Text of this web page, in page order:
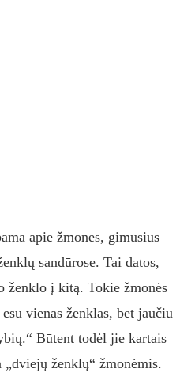
apie žmones, gimusius
sandūrose. Tai datos,
ženklo į kitą. Tokie žmonės
vienas ženklas, bet jaučiu
Būtent todėl jie kartais
ženklų“ žmonėmis.